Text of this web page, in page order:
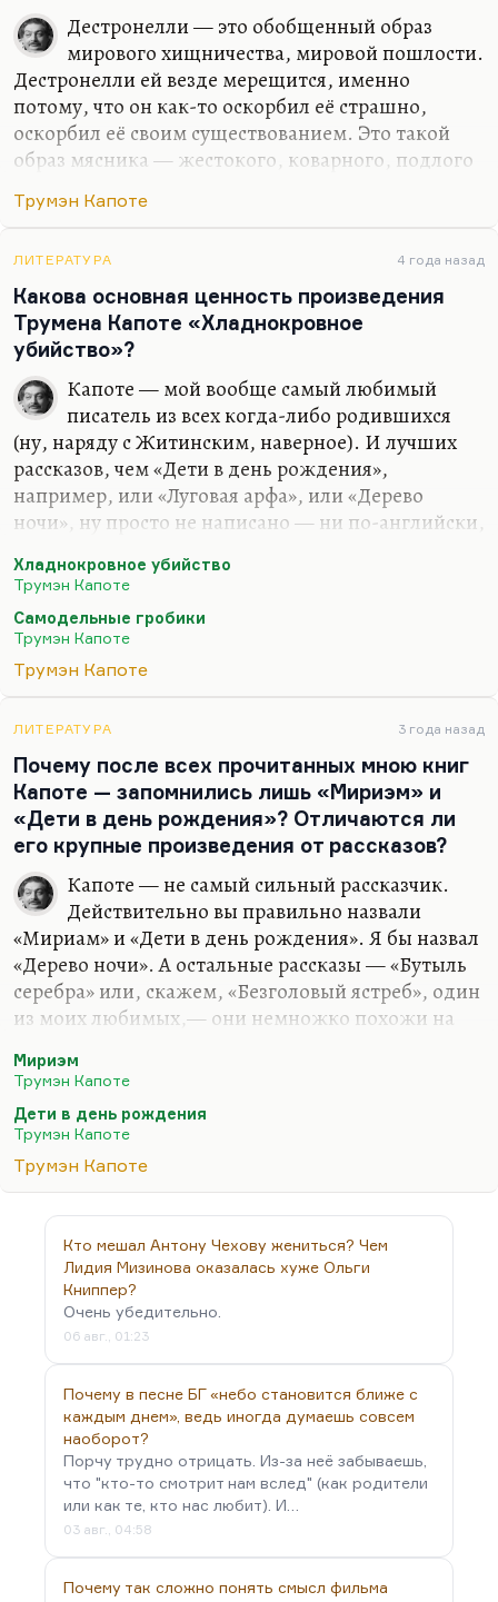
Дестронелли — это обобщенный образ
мирового хищничества, мировой пошлости.
Дестронелли ей везде мерещится, именно
потому, что он как-то оскорбил её страшно,
оскорбил её своим существованием. Это такой
образ мясника — жестокого, коварного, подлого
чувствительной и в каком-то отношении
Это не история любви, потому что любовь с этой
девушкой невозможна. Это именно история об
абсолютной беззащитности перед лицом мира.
Безголовый ястреб — почему он безголовый? Это
действительно ястреб, лишенный ума,
наделенный только инстинктом хищническим,
вот так это, по-моему.
На самом деле, это просто готический…
Трумэн Капоте
ЛИТЕРАТУРА 4 года назад
Какова основная ценность произведения
Трумена Капоте «Хладнокровное
убийство»?
Капоте — мой вообще самый любимый
писатель из всех когда-либо родившихся
(ну, наряду с Житинским, наверное). И лучших
рассказов, чем «Дети в день рождения»,
например, или «Луговая арфа», или «Дерево
ночи», ну просто не написано — ни по-английски,
«Воспоминания об одном рождестве».
Просто я это всё к тому, что главная ценность
Капоте — это стиль. И главное достоинство
«Хладнокровного убийства» — это тоже
страшное количество информации впрессовано.
Он опросил тысячи человек, чтобы написать эти
300 страниц, и плотность там невероятная. И это
создаёт тот художественный эффект, который
ему и нужен:…
Хладнокровное убийство
Трумэн Капоте
Самодельные гробики
Трумэн Капоте
Трумэн Капоте
ЛИТЕРАТУРА 3 года назад
Почему после всех прочитанных мною книг
Капоте — запомнились лишь «Мириэм» и
«Дети в день рождения»? Отличаются ли
его крупные произведения от рассказов?
Капоте — не самый сильный рассказчик.
Действительно вы правильно назвали
«Мириам» и «Дети в день рождения». Я бы назвал
«Дерево ночи». А остальные рассказы — «Бутыль
серебра» или, скажем, «Безголовый ястреб», один
из моих любимых,— они немножко похожи на
хамелеонов» (это сборник поздних рассказов) и
прежде всего, конечно, «Самодельные гробики»
и «Мохаве». Это страшноватые вещи, но очень
сильные. А в принципе, конечно, он писатель
большого дыхания. Наверное, в этом смысле
сохранившиеся главы «Отвеченные молитвы» —
наверное, лучшее, что он написал.
Мириэм
Трумэн Капоте
Дети в день рождения
Трумэн Капоте
Трумэн Капоте
Кто мешал Антону Чехову жениться? Чем
Лидия Мизинова оказалась хуже Ольги
Книппер?
Очень убедительно.
06 авг., 01:23
Почему в песне БГ «небо становится ближе с
каждым днем», ведь иногда думаешь совсем
наоборот?
Порчу трудно отрицать. Из-за неё забываешь,
что "кто-то смотрит нам вслед" (как родители
или как те, кто нас любит). И…
03 авг., 04:58
Почему так сложно понять смысл фильма